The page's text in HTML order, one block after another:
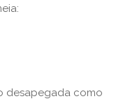
desapegada como